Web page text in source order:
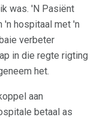
was. 'N Pasiënt
'n hospitaal met 'n
verbeter
in die regte rigting
het.
aan
betaal as